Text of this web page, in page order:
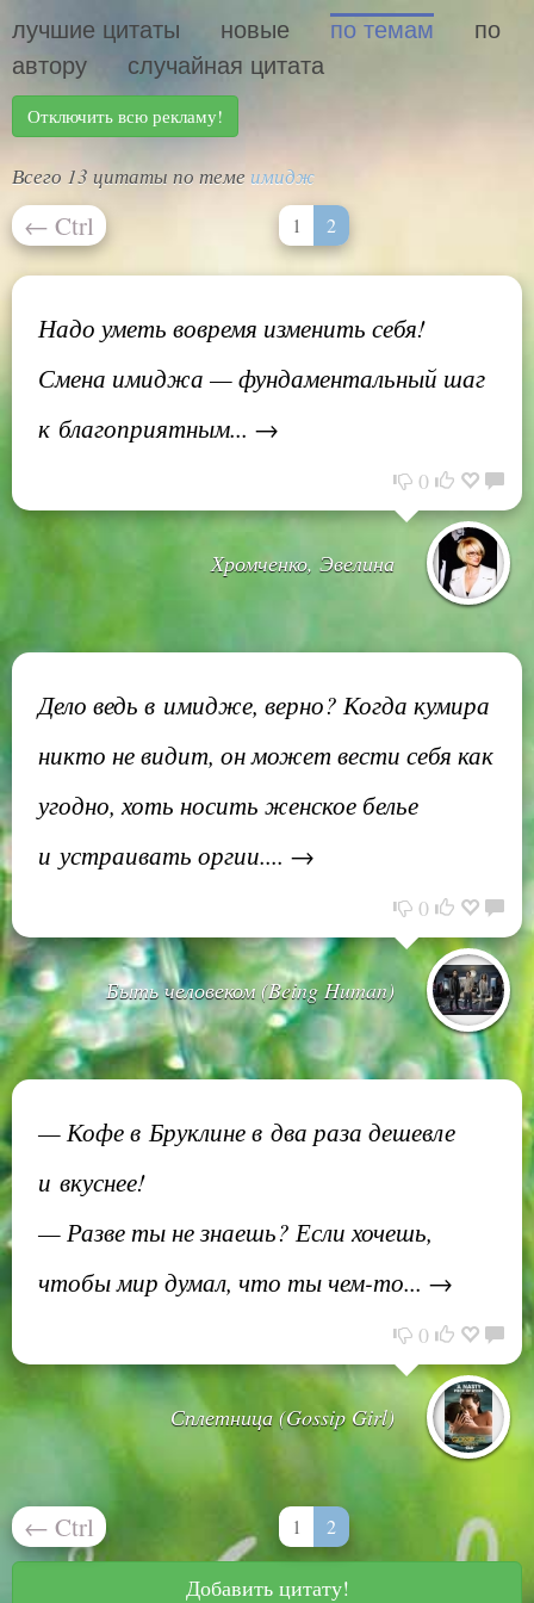
лучшие цитаты новые по темам
по
автору
случайная цитата
Отключить всю рекламу!
Всего 13 цитаты по теме имидж
← Ctrl 1 2
Надо уметь вовремя изменить себя!
Смена имиджа — фундаментальный шаг
к благоприятным... →
0
Хромченко, Эвелина
Дело ведь в имидже, верно? Когда кумира
никто не видит, он может вести себя как
угодно, хоть носить женское белье
и устраивать оргии.... →
0
Быть человеком (Being Human)
— Кофе в Бруклине в два раза дешевле
и вкуснее!
— Разве ты не знаешь? Если хочешь,
чтобы мир думал, что ты чем-то... →
0
Сплетница (Gossip Girl)
← Ctrl 1 2
Добавить цитату!